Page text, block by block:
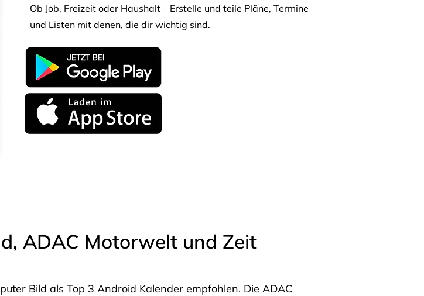
Ob Job, Freizeit oder Haushalt – Erstelle und teile Pläne, Termine
und Listen mit denen, die dir wichtig sind.
ADAC Motorwelt und Zeit
Bild als Top 3 Android Kalender empfohlen. Die ADAC